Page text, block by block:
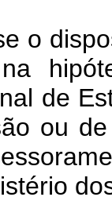
de
ou